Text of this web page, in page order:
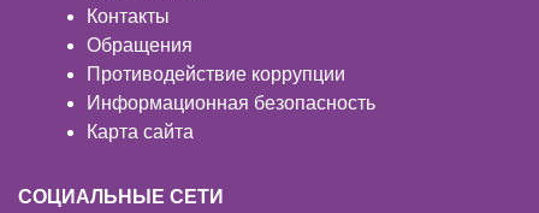
Контакты
Обращения
Противодействие коррупции
Информационная безопасность
Карта сайта
СОЦИАЛЬНЫЕ СЕТИ